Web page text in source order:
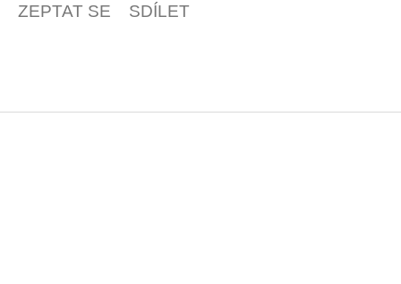
ZEPTAT SE SDÍLET